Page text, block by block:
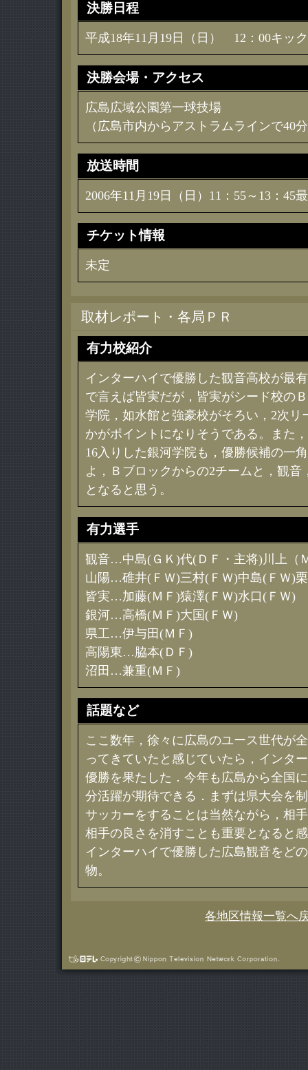
決勝日程
平成18年11月19日（日） 12：00キッ
決勝会場・アクセス
広島広域公園第一球技場
（広島市内からアストラムラインで40
放送時間
2006年11月19日（日）11：55～13：45
チケット情報
未定
取材レポート・各局ＰＲ
有力校紹介
インターハイで優勝した観音高校が最
で言えば皆実だが，皆実がシード校の
学院，如水館と強豪校がそろい，2次リ
かがポイントになりそうである。また
16入りした銀河学院も，優勝候補の一
よ，Ｂブロックからの2チームと，観
となると思う。
有力選手
観音…中島(ＧＫ)代(ＤＦ・主将)川上（
山陽…碓井(ＦＷ)三村(ＦＷ)中島(ＦＷ)
皆実…加藤(ＭＦ)猿澤(ＦＷ)水口(ＦＷ)
銀河…高橋(ＭＦ)大国(ＦＷ)
県工…伊与田(ＭＦ)
高陽東…脇本(ＤＦ)
沼田…兼重(ＭＦ)
話題など
ここ数年，徐々に広島のユース世代が
ってきていたと感じていたら，インタ
優勝を果たした．今年も広島から全国
分活躍が期待できる．まずは県大会を
サッカーをすることは当然ながら，相
相手の良さを消すことも重要となると
インターハイで優勝した広島観音をど
物。
各地区情報一覧へ